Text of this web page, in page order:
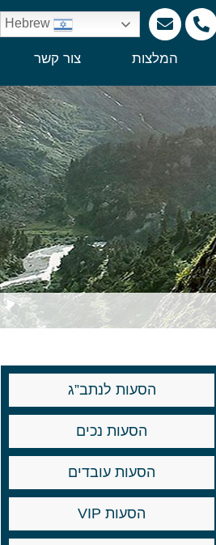
Hebrew
המלצות צור קשר
הסעות לנתב”ג
הסעות נכים
הסעות עובדים
הסעות VIP